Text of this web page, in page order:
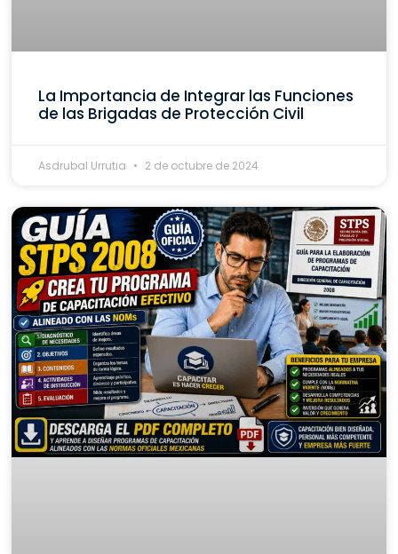
La Importancia de Integrar las Funciones
de las Brigadas de Protección Civil
Asdrubal Urrutia 2 de octubre de 2024